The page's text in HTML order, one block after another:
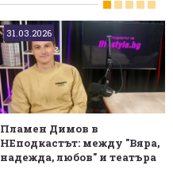
31.03.2026
Пламен Димов в
НЕподкастът: между "Вяра,
надежда, любов" и театъра